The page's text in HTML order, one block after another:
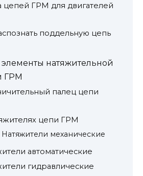
цепей ГРМ для двигателей
поддельную цепь
натяжительной
ГРМ
палец цепи
цепи ГРМ
Натяжители механические
автоматические
гидравлические